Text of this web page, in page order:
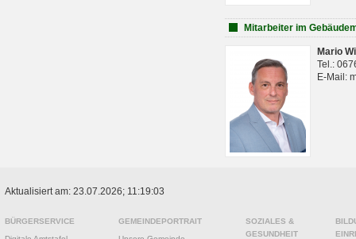
Mitarbeiter im
Mario
Tel.:
E-Mail:
Aktualisiert am: 23.07.2026; 11:19:03
BÜRGERSERVICE
GEMEINDEPORTRAIT
SOZIALES &
GESUNDHEIT